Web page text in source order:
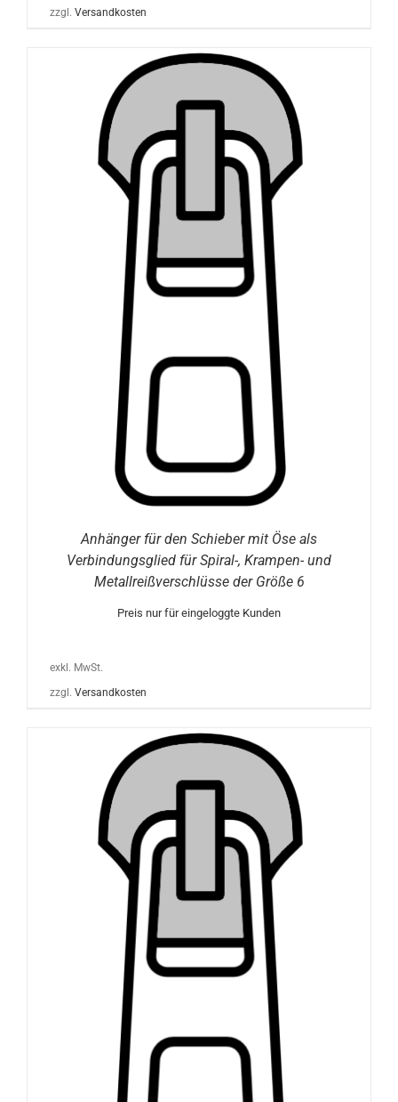
zzgl. Versandkosten
Anhänger für den Schieber mit Öse als
Verbindungsglied für Spiral-, Krampen- und
Metallreißverschlüsse der Größe 6
Preis nur für eingeloggte Kunden
exkl. MwSt.
zzgl. Versandkosten